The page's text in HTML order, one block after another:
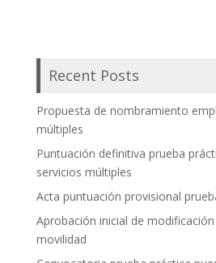
Recent Posts
Propuesta de nombramiento
múltiples
Puntuación definitiva prueba
servicios múltiples
Acta puntuación provisional
Aprobación inicial de
movilidad